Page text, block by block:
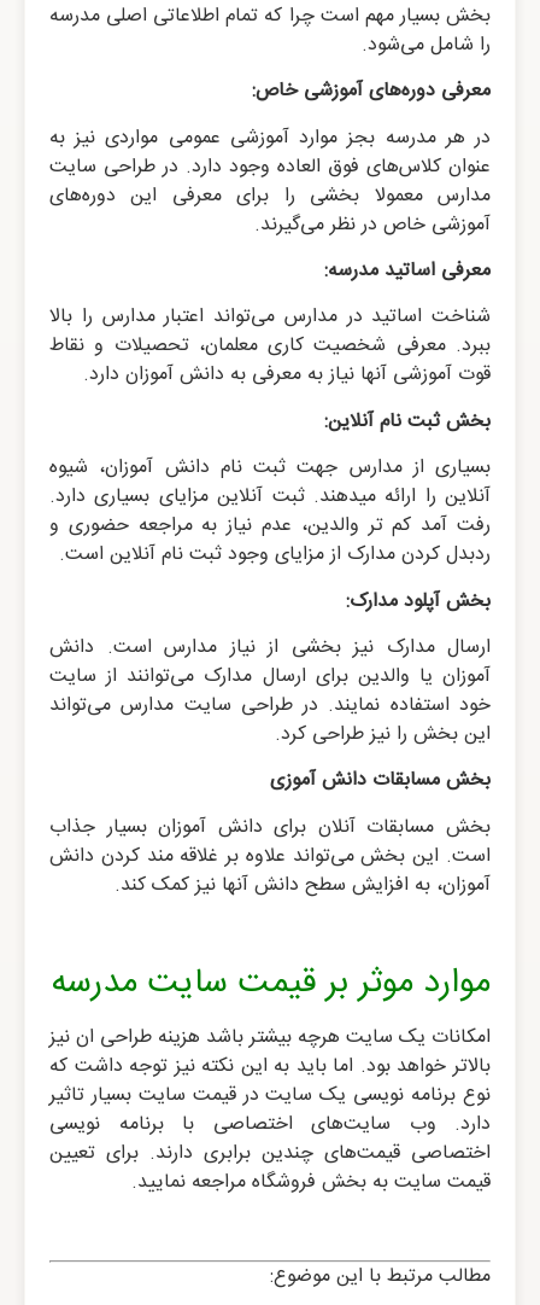
بخش بسیار مهم است چرا که تمام اطلاعاتی اصلی مدرسه
را شامل می‌شود.
معرفی دوره‌های آموزشی خاص:
در هر مدرسه بجز موارد آموزشی عمومی مواردی نیز به
عنوان کلاس‌های فوق العاده وجود دارد. در طراحی سایت
مدارس معمولا بخشی را برای معرفی این دوره‌های
آموزشی خاص در نظر می‌گیرند.
معرفی اساتید مدرسه:
شناخت اساتید در مدارس می‌تواند اعتبار مدارس را بالا
ببرد. معرفی شخصیت کاری معلمان، تحصیلات و نقاط
قوت آموزشی آنها نیاز به معرفی به دانش آموزان دارد.
بخش ثبت نام آنلاین:
بسیاری از مدارس جهت ثبت نام دانش آموزان، شیوه
آنلاین را ارائه میدهند. ثبت آنلاین مزایای بسیاری دارد.
رفت آمد کم تر والدین، عدم نیاز به مراجعه حضوری و
ردبدل کردن مدارک از مزایای وجود ثبت نام آنلاین است.
بخش آپلود مدارک:
ارسال مدارک نیز بخشی از نیاز مدارس است. دانش
آموزان یا والدین برای ارسال مدارک می‌توانند از سایت
خود استفاده نمایند. در طراحی سایت مدارس می‌تواند
این بخش را نیز طراحی کرد.
بخش مسابقات دانش آموزی
بخش مسابقات آنلان برای دانش آموزان بسیار جذاب
است. این بخش می‌تواند علاوه بر غلاقه مند کردن دانش
آموزان، به افزایش سطح دانش آنها نیز کمک کند.
موارد موثر بر قیمت سایت مدرسه
امکانات یک سایت هرچه بیشتر باشد هزینه طراحی ان نیز
بالاتر خواهد بود. اما باید به این نکته نیز توجه داشت که
نوع برنامه نویسی یک سایت در قیمت سایت بسیار تاثیر
دارد. وب سایت‌های اختصاصی با برنامه نویسی
اختصاصی قیمت‌های چندین برابری دارند. برای تعیین
قیمت سایت به بخش فروشگاه مراجعه نمایید.
مطالب مرتبط با این موضوع: